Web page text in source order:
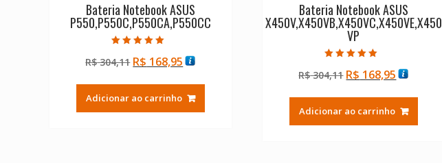
Bateria Notebook ASUS
P550,P550C,P550CA,P550CC
5.00
de 5
R$304,11 O
original
era:
R$ 168,95O
atual
é:
Adicionar ao carrinho
Bateria Notebook ASUS
X450V,X450VB,X450VC,X450VE,X450
VP
5.00
de 5
R$304,11 O
original
era:
R$ 168,95O
atual
é:
Adicionar ao carrinho